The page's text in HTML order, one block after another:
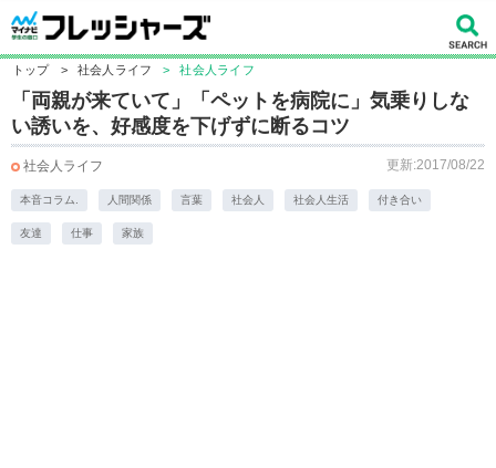
トップ > 社会人ライフ > 社会人ライフ
「両親が来ていて」「ペットを病院に」気乗りしな
い誘いを、好感度を下げずに断るコツ
社会人ライフ 更新:2017/08/22
本音コラム. 人間関係 言葉 社会人 社会人生活 付き合い
友達 仕事 家族